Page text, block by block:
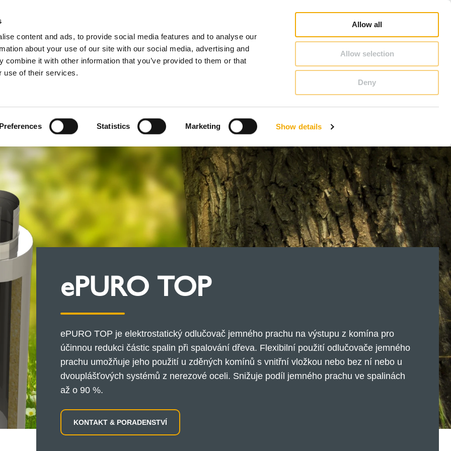
content and ads, to provide social media features and to analyse our
about your use of our site with our social media, advertising and
combine it with other information that you’ve provided to them or that
use of their services.
Preferences Statistics Marketing Show details
Allow all
Allow selection
Deny
Dánsko
Estonsko
Norsko
Německo
Rumunsko
Slovensko
Ukrajina
Velká Británie
Švýcarsko
profesionály
ePURO TOP
ePURO TOP je elektrostatický odlučovač jemného prachu na výstupu z komína pro
účinnou redukci částic spalin při spalování dřeva. Flexibilní použití odlučovače jemného
prachu umožňuje jeho použití u zděných komínů s vnitřní vložkou nebo bez ní nebo u
dvouplášťových systémů z nerezové oceli. Snižuje podíl jemného prachu ve spalinách
až o 90 %.
KONTAKT & PORADENSTVÍ